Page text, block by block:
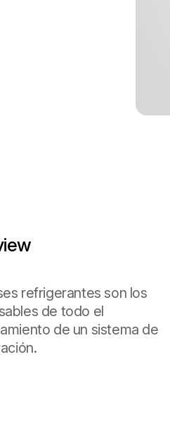
refrigerantes son los
de todo el
de un sistema de